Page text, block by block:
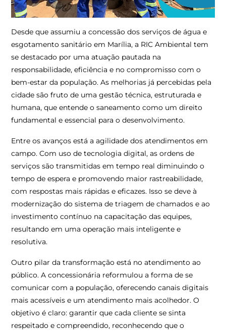
Desde que assumiu a concessão dos serviços de água e
esgotamento sanitário em Marília, a RIC Ambiental tem
se destacado por uma atuação pautada na
responsabilidade, eficiência e no compromisso com o
bem-estar da população. As melhorias já percebidas pela
cidade são fruto de uma gestão técnica, estruturada e
humana, que entende o saneamento como um direito
fundamental e essencial para o desenvolvimento.
Entre os avanços está a agilidade dos atendimentos em
campo. Com uso de tecnologia digital, as ordens de
serviços são transmitidas em tempo real diminuindo o
tempo de espera e promovendo maior rastreabilidade,
com respostas mais rápidas e eficazes. Isso se deve à
modernização do sistema de triagem de chamados e ao
investimento contínuo na capacitação das equipes,
resultando em uma operação mais inteligente e
resolutiva.
Outro pilar da transformação está no atendimento ao
público. A concessionária reformulou a forma de se
comunicar com a população, oferecendo canais digitais
mais acessíveis e um atendimento mais acolhedor. O
objetivo é claro: garantir que cada cliente se sinta
respeitado e compreendido, reconhecendo que o